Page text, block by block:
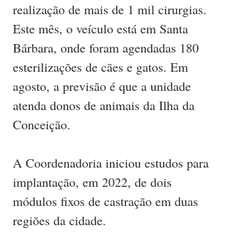
realização de mais de 1 mil cirurgias.
Este mês, o veículo está em Santa
Bárbara, onde foram agendadas 180
esterilizações de cães e gatos. Em
agosto, a previsão é que a unidade
atenda donos de animais da Ilha da
Conceição.
A Coordenadoria iniciou estudos para
implantação, em 2022, de dois
módulos fixos de castração em duas
regiões da cidade.